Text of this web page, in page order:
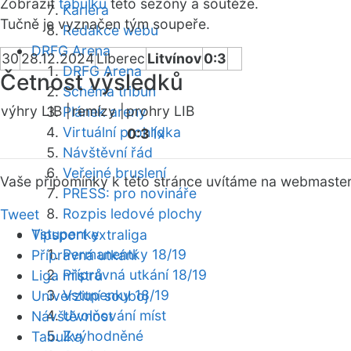
Kariéra
Redakce webu
DRFG Arena
DRFG Arena
Schéma tribun
Plánek areny
Virtuální prohlídka
Návštěvní řád
Veřejné bruslení
PRESS: pro novináře
Rozpis ledové plochy
Vstupenky
Permanentky 18/19
Přípravná utkání 18/19
Vstupenky 18/19
Uvolňování míst
Zvýhodněné
Zobrazit tabulku této sezóny a soutěže.
Tučně je vyznačen tým soupeře.
3028.12.2024Liberec Litvínov0:3
Četnost výsledků
výhry LIB |remízy |prohry LIB
0:31x
Vaše připomínky k této stránce uvítáme na webmaster
Tweet
Tipsport extraliga
Přípravná utkání
Liga mistrů
Univerzitní souboj
Návštěvnost
Tabulka